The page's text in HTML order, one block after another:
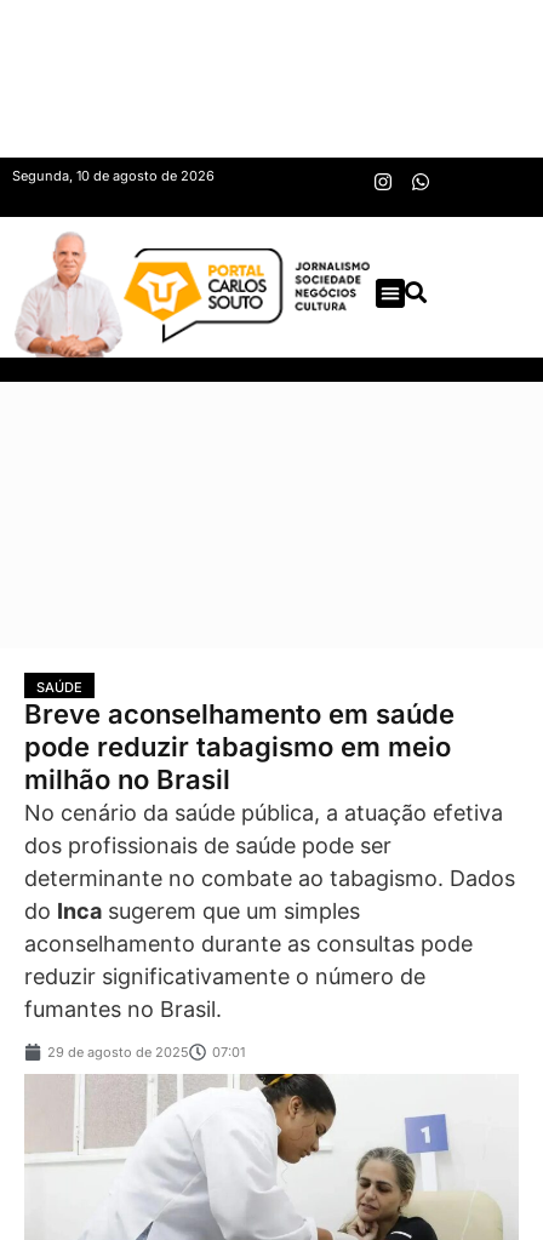
Segunda, 10 de agosto de 2026
SAÚDE
Breve aconselhamento em saúde
pode reduzir tabagismo em meio
milhão no Brasil
No cenário da saúde pública, a atuação efetiva
dos profissionais de saúde pode ser
determinante no combate ao tabagismo. Dados
do Inca sugerem que um simples
aconselhamento durante as consultas pode
reduzir significativamente o número de
fumantes no Brasil.
29 de agosto de 2025 07:01